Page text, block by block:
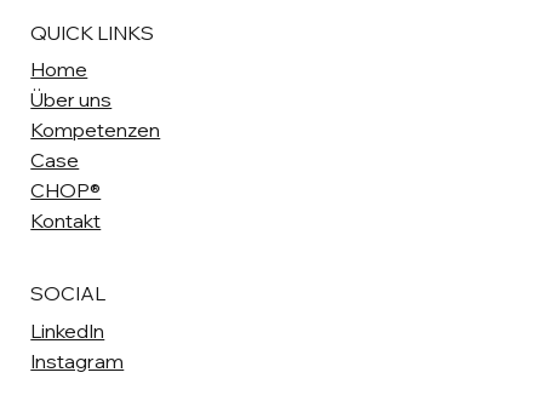
QUICK LINKS
Home
Über uns
Kompetenzen
Case
CHOP®
Kontakt
SOCIAL
LinkedIn
Instagram